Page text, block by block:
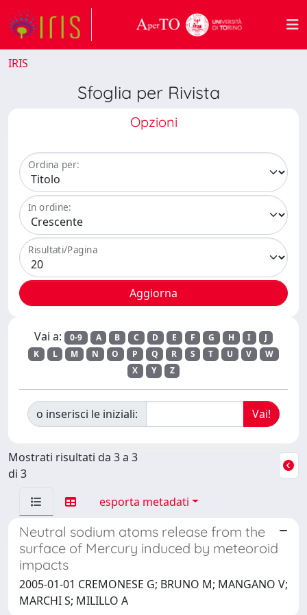
IRIS
Sfoglia per Rivista
Opzioni
Ordina per:
In ordine:
Risultati/Pagina
Vai a: 0-9 A B C D E F G H I
J
K
L M N O P Q R S T U V
W
X
Y Z
o inserisci le iniziali:
Mostrati risultati da 3 a 3
di 3
esporta metadati
Neutral sodium atoms release from the
surface of Mercury induced by meteoroid
impacts
2005-01-01 CREMONESE G; BRUNO M; MANGANO V;
MARCHI S; MILILLO A